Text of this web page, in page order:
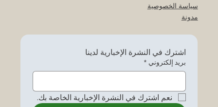
سياسة الخصوصية
مدونة
اشترك في النشرة الإخبارية لدينا
بريد إلكتروني *
نعم اشترك في النشرة الإخبارية الخاصة بك.